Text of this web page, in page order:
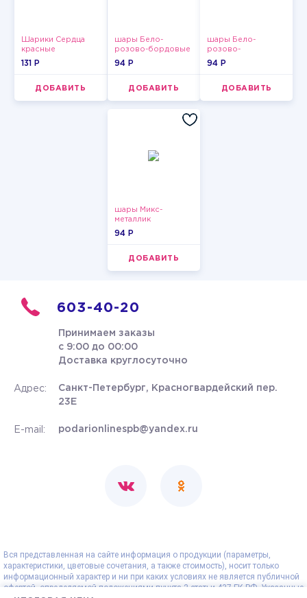
Шарики Сердца
красные
131 P
ДОБАВИТЬ
шары Бело-
розово-бордовые
металлик
94 P
ДОБАВИТЬ
шары Бело-
розово-
фиолетово-
94 P
ДОБАВИТЬ
шары Микс-
металлик
94 P
ДОБАВИТЬ
603-40-20
Принимаем заказы
с 9:00 до 00:00
Доставка круглосуточно
Адрес:
Санкт-Петербург, Красногвардейский пер.
23Е
E-mail: podarionlinespb@yandex.ru
Вся представленная на сайте информация о продукции (параметры,
характеристики, цветовые сочетания, а также стоимость), носит только
информационный характер и ни при каких условиях не является публичной
офертой, определяемой положениями пункта 2 статьи 437 ГК РФ. Указанные